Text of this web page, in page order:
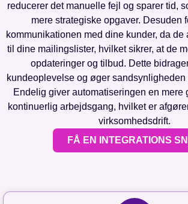
reducerer det manuelle fejl og sparer tid,
mere strategiske opgaver. Desuden
kommunikationen med dine kunder, da
til dine mailingslister, hvilket sikrer, at de
opdateringer og tilbud. Dette
kundeoplevelse og øger sandsynligheden
Endelig giver automatiseringen en mere
kontinuerlig arbejdsgang, hvilket er
virksomhedsdrift.
FÅ EN INTEGRATIONS